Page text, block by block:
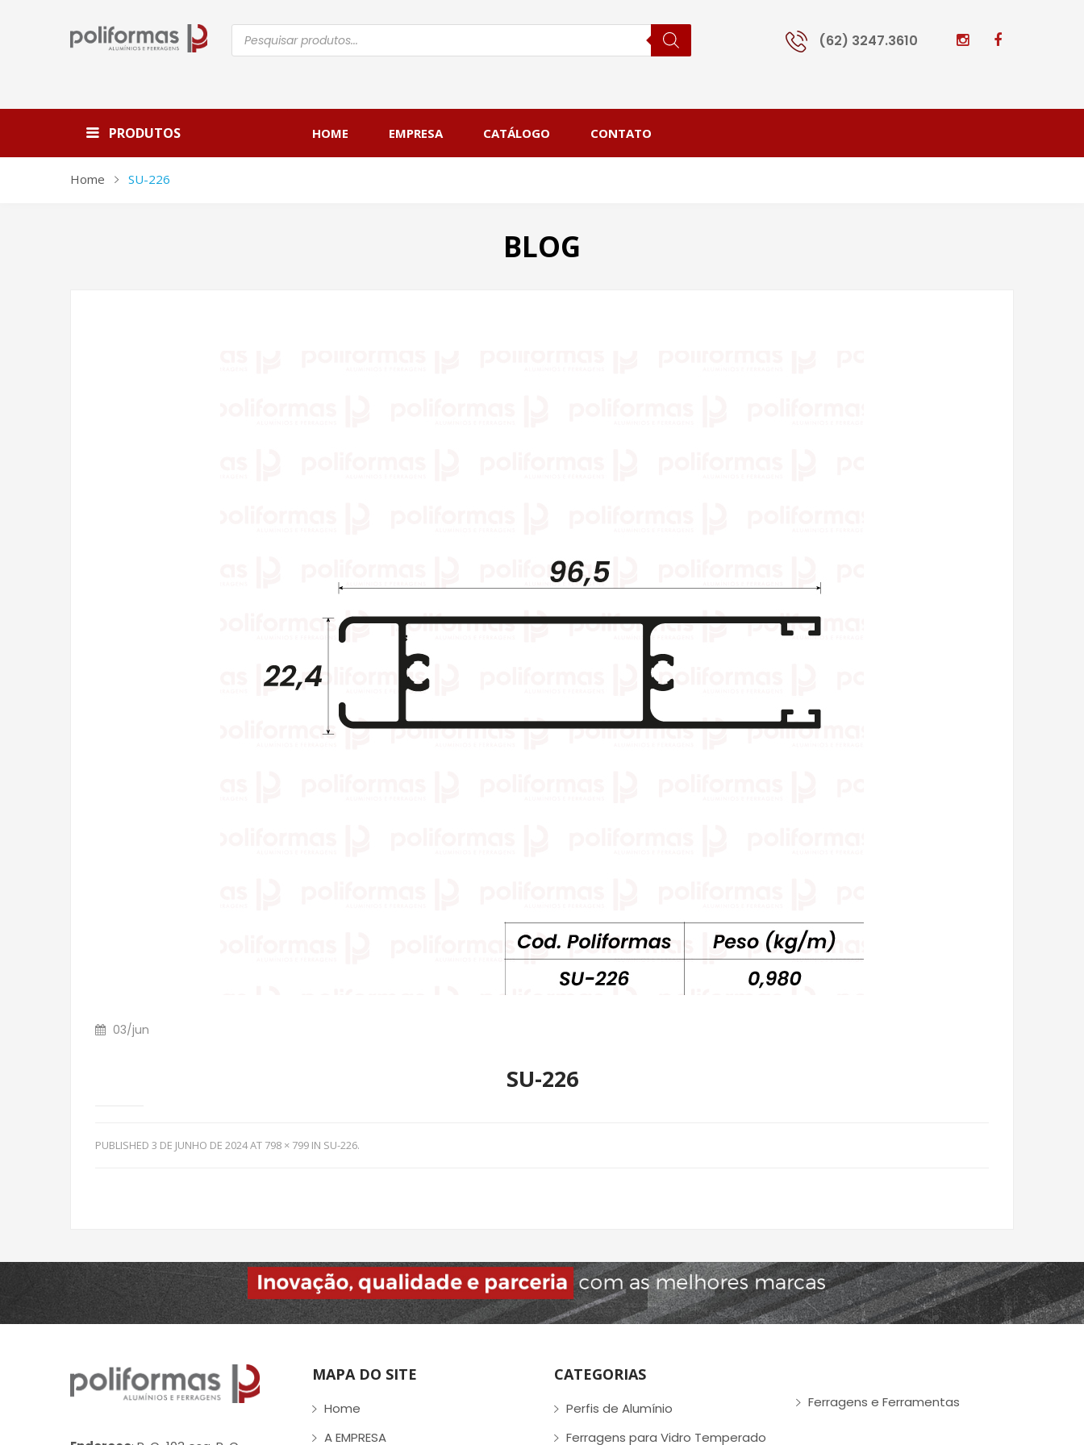
Pesquisar
produtos (62) 3247.3610
HOME EMPRESA CATÁLOGO CONTATO
PRODUTOS
Home SU-226
BLOG
03/jun
SU-226
PUBLISHED 3 DE JUNHO DE 2024AT 798 × 799 IN SU-226.
MAPA DO SITE
Home
A EMPRESA
CATEGORIAS
Perfis de Alumínio
Ferragens para Vidro Temperado
Ferragens e Ferramentas